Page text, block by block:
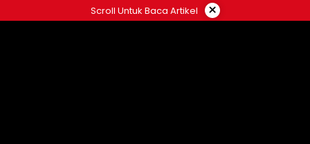
ke
Scroll Untuk Baca Artikel ×